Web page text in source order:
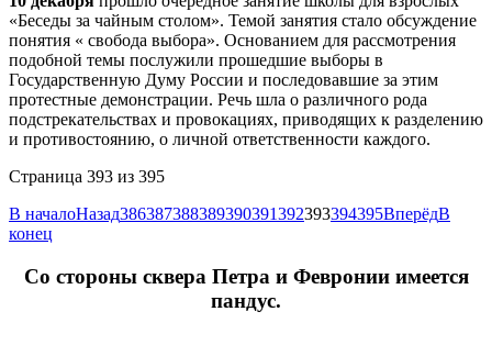
«Беседы за чайным столом». Темой занятия стало обсуждение
понятия « свобода выбора». Основанием для рассмотрения
подобной темы послужили прошедшие выборы в
Государственную Думу России и последовавшие за этим
протестные демонстрации. Речь шла о различного рода
подстрекательствах и провокациях, приводящих к разделению
и противостоянию, о личной ответственности каждого.
Страница 393 из 395
В началоНазад386387388389390391392393394395ВперёдВ
конец
Cо стороны сквера Петра и Февронии имеется
пандус.